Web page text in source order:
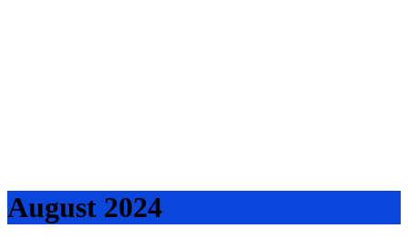
August 2024